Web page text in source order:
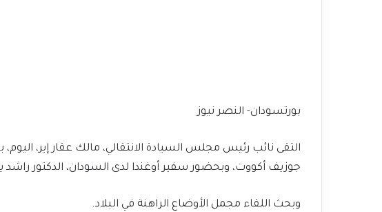
بورتسودان- النصر نيوز
​التقى نائب رئيس مجلس السيادة الانتقالي، مالك عقار إير،
جوزيف أكووت، وبحضور سفير أوغندا لدى السودان، الدكتور راشد
وبحث اللقاء مجمل الأوضاع الراهنة في البلاد.